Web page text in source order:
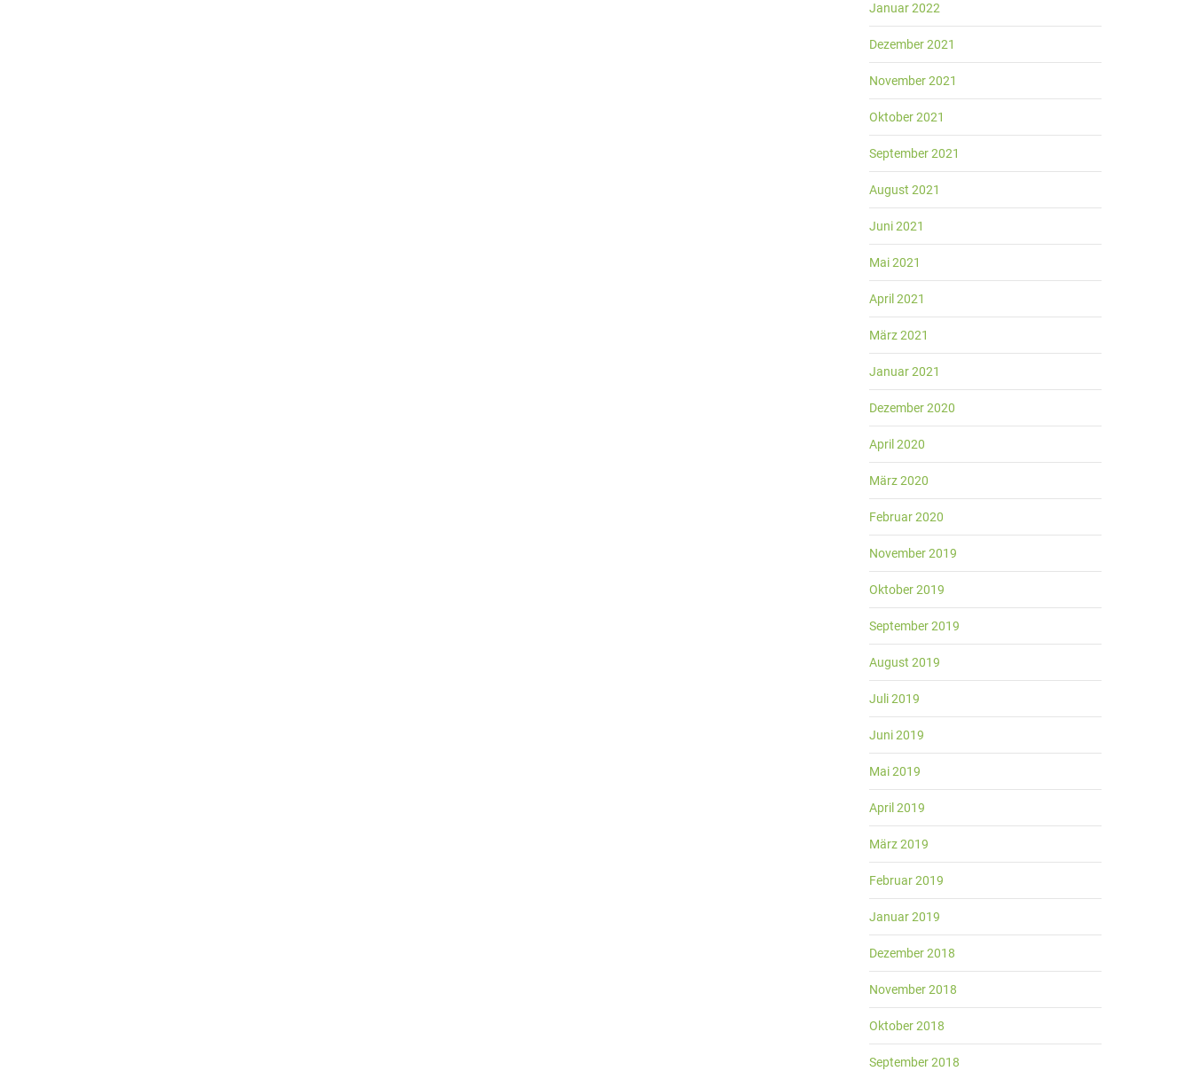
Januar 2022
Dezember 2021
November 2021
Oktober 2021
September 2021
August 2021
Juni 2021
Mai 2021
April 2021
März 2021
Januar 2021
Dezember 2020
April 2020
März 2020
Februar 2020
November 2019
Oktober 2019
September 2019
August 2019
Juli 2019
Juni 2019
Mai 2019
April 2019
März 2019
Februar 2019
Januar 2019
Dezember 2018
November 2018
Oktober 2018
September 2018